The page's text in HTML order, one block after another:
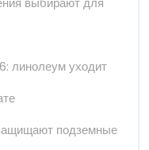
линолеум уходит
подземные